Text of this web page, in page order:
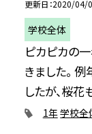
更新日 2020/04/
学校全体
ピカピカの
きました。
したが、桜花
1年学校全